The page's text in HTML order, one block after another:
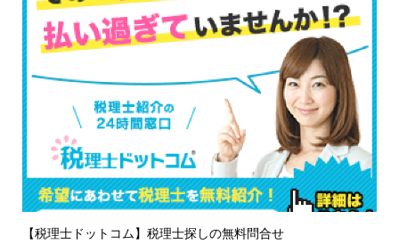
【税理士ドットコム】税理士探しの無料問合せ